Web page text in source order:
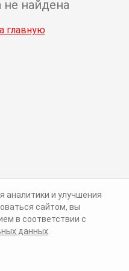
не найдена
главную
аналитики и улучшения
сайтом, вы
в соответствии с
данных